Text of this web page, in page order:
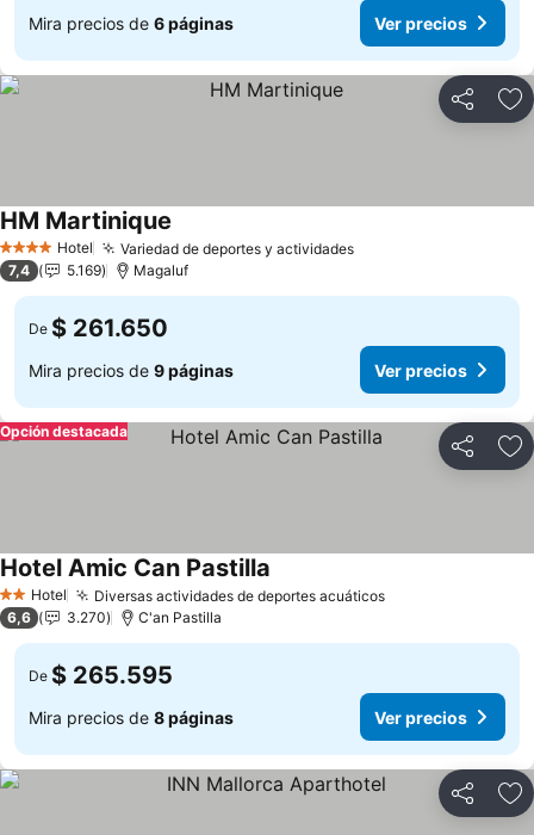
Mira precios de 6 páginas Ver precios
Compartir
4 EstrellasHotel Variedad de deportes y actividadesVer precios
HM Martinique
7,4 5.169 Magaluf
De $ 261.650
Mira precios de 9 páginas Ver precios
Compartir
Opción destacada
2 Estrellas
Hotel Diversas actividades de deportes acuáticosVer precios
Hotel Amic Can Pastilla
6,6 3.270 C'an Pastilla
De $ 265.595
Mira precios de 8 páginas Ver precios
Compartir